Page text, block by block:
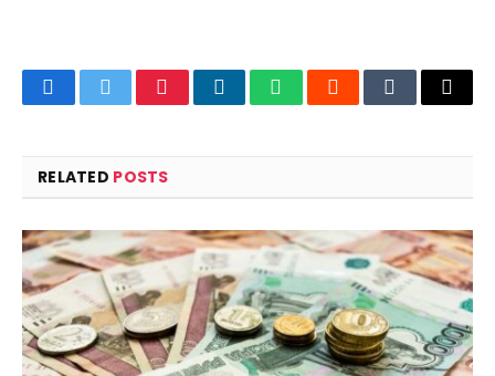
FacebookTwitterPinterestLinkedInWhatsAppRedditTumblrEmail
RELATED POSTS